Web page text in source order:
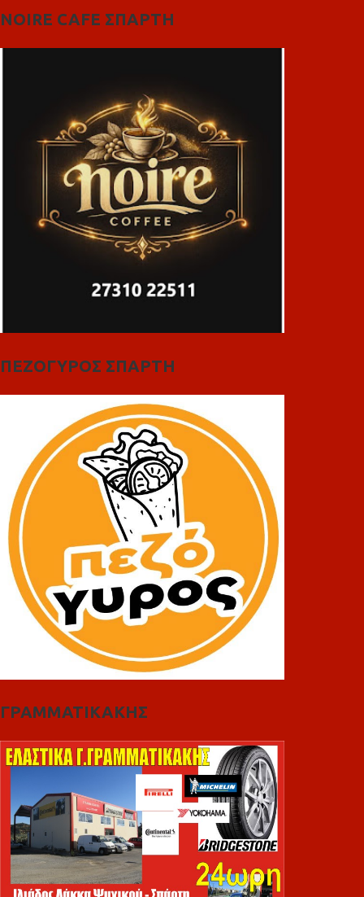
NOIRE CAFE ΣΠΑΡΤΗ
ΠΕΖΟΓΥΡΟΣ ΣΠΑΡΤΗ
ΓΡΑΜΜΑΤΙΚΑΚΗΣ